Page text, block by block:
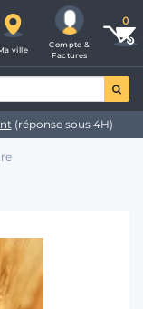
ville
Compte &
Factures
(réponse sous 4H)